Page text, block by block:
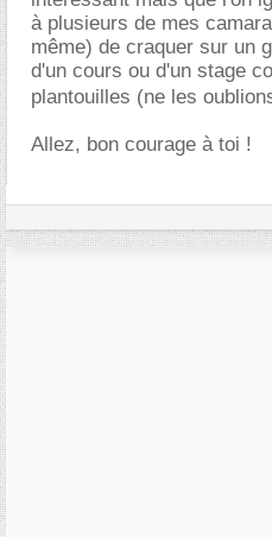
à plusieurs de mes
même) de craquer sur un
d'un cours ou d'un stage
plantouilles (ne les
Allez, bon courage à toi !